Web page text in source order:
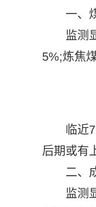
一、
监测
5%;炼焦
临近
后期或有
二、
监测